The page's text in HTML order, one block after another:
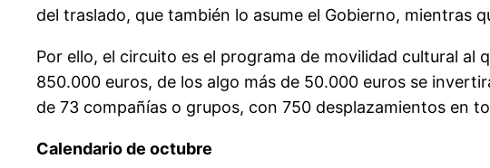
del traslado, que también lo asume el Gobierno, mientras
Por ello, el circuito es el programa de movilidad cultural
850.000 euros, de los algo más de 50.000 euros se
de 73 compañías o grupos, con 750 desplazamientos en
Calendario de octubre